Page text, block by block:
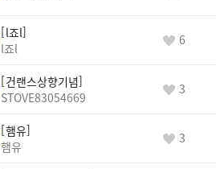
l죠l
l죠l
6
건랜스상향기념
STOVE83054669
3
햄유
햄유
3